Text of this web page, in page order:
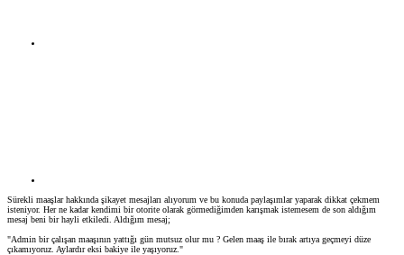
Sürekli maaşlar hakkında şikayet mesajları alıyorum ve bu konuda paylaşımlar yaparak dikkat çekmem
isteniyor. Her ne kadar kendimi bir otorite olarak görmediğimden karışmak istemesem de son aldığım
mesaj beni bir hayli etkiledi. Aldığım mesaj;
"Admin bir çalışan maaşının yattığı gün mutsuz olur mu ? Gelen maaş ile bırak artıya geçmeyi düze
çıkamıyoruz. Aylardır eksi bakiye ile yaşıyoruz."